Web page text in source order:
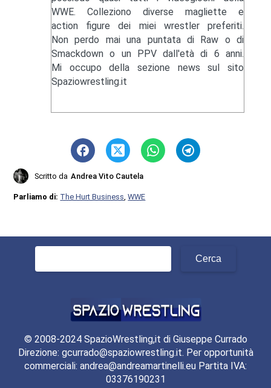
WWE. Colleziono diverse magliette e
action figure dei miei wrestler preferiti.
Non perdo mai una puntata di Raw o di
Smackdown o un PPV dall'età di 6 anni.
Mi occupo della sezione news sul sito
Spaziowrestling.it
Scritto da Andrea Vito Cautela
Parliamo di: The Hurt Business ,WWE
© 2008-2024 SpazioWrestling,it di Giuseppe Currado
Direzione: gcurrado@spaziowrestling.it. Per opportunità
commerciali: andrea@andreamartinelli.eu Partita IVA:
03376190231